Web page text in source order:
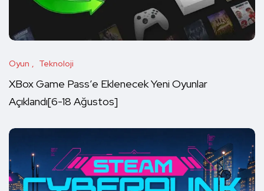
Oyun Teknoloji
XBox Game Pass’e Eklenecek Yeni Oyunlar
Açıklandı[6-18 Ağustos]